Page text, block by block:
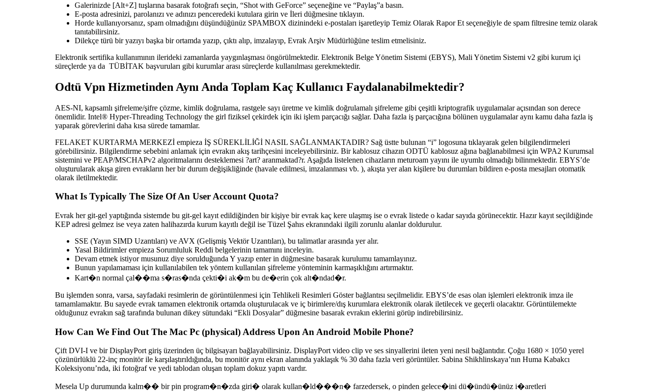
Galerinizde [Alt+Z] tuşlarına basarak fotoğrafı seçin, “Shot with GeForce” seçeneğine ve “Paylaş”a basın.
E-posta adresinizi, parolanızı ve adınızı penceredeki kutulara girin ve İleri düğmesine tıklayın.
Horde kullanıyorsanız, spam olmadığını düşündüğünüz SPAMBOX dizinindeki e-postaları işaretleyip Temiz Olarak Rapor Et seçeneğiyle de spam filtresine temiz olarak
tanıtabilirsiniz.
Dilekçe türü bir yazıyı başka bir ortamda yazıp, çıktı alıp, imzalayıp, Evrak Arşiv Müdürlüğüne teslim etmelisiniz.
Elektronik sertifika kullanımının ilerideki zamanlarda yaygınlaşması öngörülmektedir. Elektronik Belge Yönetim Sistemi (EBYS), Mali Yönetim Sistemi v2 gibi kurum içi
süreçlerde ya da TÜBİTAK başvuruları gibi kurumlar arası süreçlerde kullanılması gerekmektedir.
Odtü Vpn Hizmetinden Aynı Anda Toplam Kaç Kullanıcı Faydalanabilmektedir?
AES-NI, kapsamlı şifreleme/şifre çözme, kimlik doğrulama, rastgele sayı üretme ve kimlik doğrulamalı şifreleme gibi çeşitli kriptografik uygulamalar açısından son derece
önemlidir. Intel® Hyper-Threading Technology the girl fiziksel çekirdek için iki işlem parçacığı sağlar. Daha fazla iş parçacığına bölünen uygulamalar aynı kamu daha fazla iş
yaparak görevlerini daha kısa sürede tamamlar.
FELAKET KURTARMA MERKEZİ empieza İŞ SÜREKLİLİĞİ NASIL SAĞLANMAKTADIR? Sağ üstte bulunan “i” logosuna tıklayarak gelen bilgilendirmeleri
görebilirsiniz. Bilgilendirme sebebini anlamak için evrakın akış tarihçesini inceleyebilirsiniz. Bir kablosuz cihazın ODTÜ kablosuz ağına bağlanabilmesi için WPA2 Kurumsal
sistemini ve PEAP/MSCHAPv2 algoritmalarını desteklemesi ?art? aranmaktad?r. Aşağıda listelenen cihazların meturoam yayını ile uyumlu olmadığı bilinmektedir. EBYS’de
oluşturularak akışa giren evrakların her bir durum değişikliğinde (havale edilmesi, imzalanması vb. ), akışta yer alan kişilere bu durumları bildiren e-posta mesajları otomatik
olarak iletilmektedir.
What Is Typically The Size Of An User Account Quota?
Evrak her git-gel yaptığında sistemde bu git-gel kayıt edildiğinden bir kişiye bir evrak kaç kere ulaşmış ise o evrak listede o kadar sayıda görünecektir. Hazır kayıt seçildiğinde
KEP adresi gelmez ise veya zaten halihazırda kurum kayıtlı değil ise Tüzel Şahıs ekranındaki ilgili zorunlu alanlar doldurulur.
SSE (Yayın SIMD Uzantıları) ve AVX (Gelişmiş Vektör Uzantıları), bu talimatlar arasında yer alır.
Yasal Bildirimler empieza Sorumluluk Reddi belgelerinin tamamını inceleyin.
Devam etmek istiyor musunuz diye sorulduğunda Y yazıp enter in düğmesine basarak kurulumu tamamlayınız.
Bunun yapılamaması için kullanılabilen tek yöntem kullanılan şifreleme yönteminin karmaşıklığını artırmaktır.
Kart�n normal çal��ma s�ras�nda çekti�i ak�m bu de�erin çok alt�ndad�r.
Bu işlemden sonra, varsa, sayfadaki resimlerin de görüntülenmesi için Tehlikeli Resimleri Göster bağlantısı seçilmelidir. EBYS’de esas olan işlemleri elektronik imza ile
tamamlamaktır. Bu sayede evrak tamamen elektronik ortamda oluşturulacak ve iç birimlere/dış kurumlara elektronik olarak iletilecek ve geçerli olacaktır. Görüntülemekte
olduğunuz evrakın sağ tarafında bulunan dikey sütundaki “Ekli Dosyalar” düğmesine basarak evrakın eklerini görüp indirebilirsiniz.
How Can We Find Out The Mac Pc (physical) Address Upon An Android Mobile Phone?
Çift DVI-I ve bir DisplayPort giriş üzerinden üç bilgisayarı bağlayabilirsiniz. DisplayPort video clip ve ses sinyallerini ileten yeni nesil bağlantıdır. Çoğu 1680 × 1050 yerel
çözünürlüklü 22-inç monitör ile karşılaştırıldığında, bu monitör aynı ekran alanında yaklaşık % 30 daha fazla veri görüntüler. Sabina Shikhlinskaya’nın Huma Kabakcı
Koleksiyonu’nda, iki fotoğraf ve yedi tablodan oluşan toplam dokuz yapıtı vardır.
Mesela Up durumunda kalm�� bir pin program�n�zda giri� olarak kullan�ld���n� farzedersek, o pinden gelece�ini dü�ündü�ünüz i�aretleri